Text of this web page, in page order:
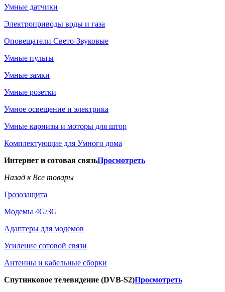
Умные датчики
Электроприводы воды и газа
Оповещатели Свето-Звуковые
Умные пульты
Умные замки
Умные розетки
Умное освещение и электрика
Умные карнизы и моторы для штор
Комплектующие для Умного дома
Интернет и сотовая связьПросмотреть
Назад к Все товары
Грозозащита
Модемы 4G/3G
Адаптеры для модемов
Усиление сотовой связи
Антенны и кабельные сборки
Спутниковое телевидение (DVB-S2)Просмотреть